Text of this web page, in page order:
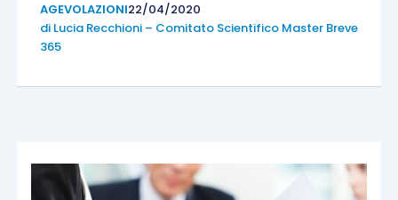
AGEVOLAZIONI22/04/2020
di Lucia Recchioni – Comitato Scientifico Master Breve
365